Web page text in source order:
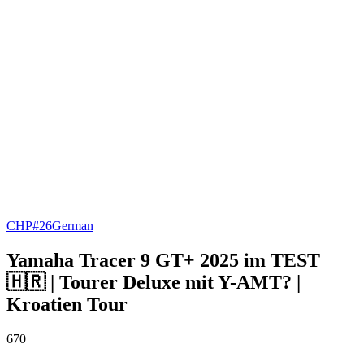
CHP#26German
Yamaha Tracer 9 GT+ 2025 im TEST
🇭🇷 | Tourer Deluxe mit Y-AMT? |
Kroatien Tour
670